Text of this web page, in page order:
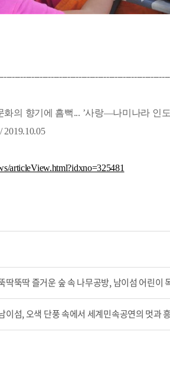
화의 향기에 흠뻑... ’사랑―나미나라 인
articleView.html?idxno=325481
딱뚝딱 즐거운 숲 속 나무공방, 남이섬 어린이
이섬, 오색 단풍 속에서 세계민속공연의 멋과